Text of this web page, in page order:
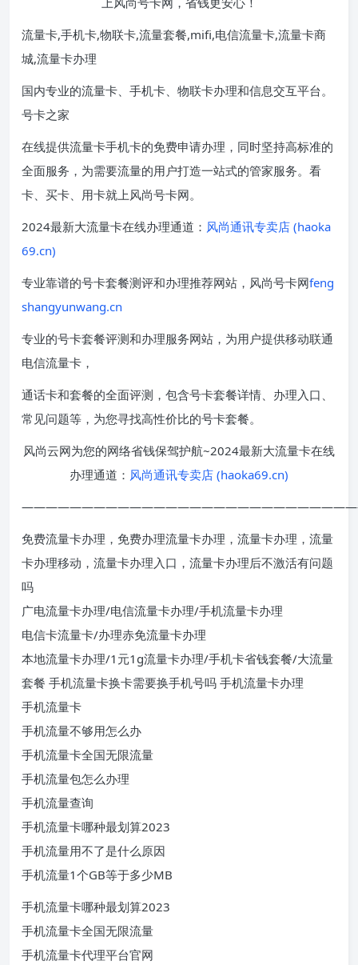
流量卡,手机卡,物联卡,流量套餐,mifi,电信流量卡,流量卡商
城,流量卡办理
国内专业的流量卡、手机卡、物联卡办理和信息交互平台。
号卡之家
在线提供流量卡手机卡的免费申请办理，同时坚持高标准的
全面服务，为需要流量的用户打造一站式的管家服务。看
卡、买卡、用卡就上风尚号卡网。
2024最新大流量卡在线办理通道： 风尚通讯专卖店 (haoka
69.cn)
专业靠谱的号卡套餐测评和办理推荐网站，风尚号卡网feng
shangyunwang.cn
专业的号卡套餐评测和办理服务网站，为用户提供移动联通
电信流量卡，
通话卡和套餐的全面评测，包含号卡套餐详情、办理入口、
常见问题等，为您寻找高性价比的号卡套餐。
风尚云网为您的网络省钱保驾护航~2024最新大流量卡在线
办理通道： 风尚通讯专卖店 (haoka69.cn)
免费流量卡办理，免费办理流量卡办理，流量卡办理，流量
卡办理移动，流量卡办理入口，流量卡办理后不激活有问题
吗
广电流量卡办理/电信流量卡办理/手机流量卡办理
电信卡流量卡/办理赤免流量卡办理
本地流量卡办理/1元1g流量卡办理/手机卡省钱套餐/大流量
套餐 手机流量卡换卡需要换手机号吗 手机流量卡办理
手机流量卡
手机流量不够用怎么办
手机流量卡全国无限流量
手机流量包怎么办理
手机流量查询
手机流量卡哪种最划算2023
手机流量用不了是什么原因
手机流量1个GB等于多少MB
手机流量卡哪种最划算2023
手机流量卡全国无限流量
手机流量卡代理平台官网